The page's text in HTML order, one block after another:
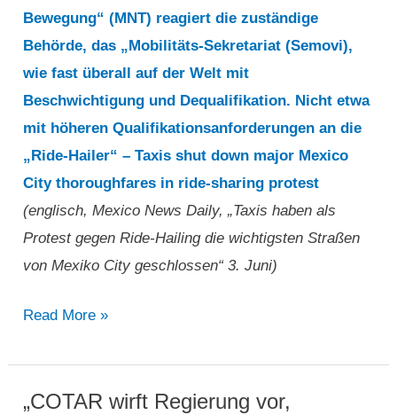
Bewegung“ (MNT) reagiert die zuständige
Behörde, das „Mobilitäts-Sekretariat (Semovi),
wie fast überall auf der Welt mit
Beschwichtigung und Dequalifikation. Nicht etwa
mit höheren Qualifikationsanforderungen an die
„Ride-Hailer“ – Taxis shut down major Mexico
City thoroughfares in ride-sharing protest
(englisch, Mexico News Daily, „Taxis haben als
Protest gegen Ride-Hailing die wichtigsten Straßen
von Mexiko City geschlossen“ 3. Juni)
„Taxis
als
Protest
Read More »
„COTAR wirft Regierung vor,